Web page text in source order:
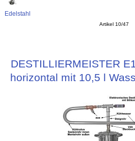
Edelstahl
Artikel 10/47
DESTILLIERMEISTER
horizontal mit 10,5 l